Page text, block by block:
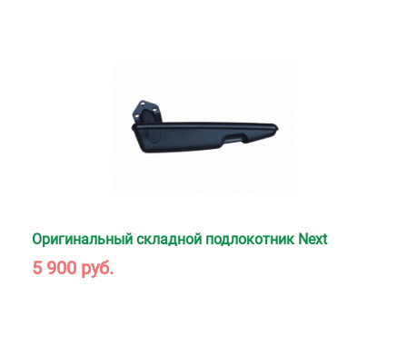
Оригинальный складной подлокотник Next
5 900 руб.